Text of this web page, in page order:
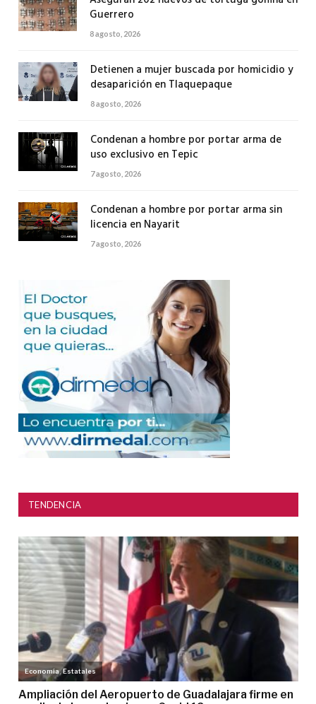
Guerrero
8 agosto, 2026
Detienen a mujer buscada por homicidio y
desaparición en Tlaquepaque
8 agosto, 2026
Condenan a hombre por portar arma de
uso exclusivo en Tepic
7 agosto, 2026
Condenan a hombre por portar arma sin
licencia en Nayarit
7 agosto, 2026
TENDENCIA